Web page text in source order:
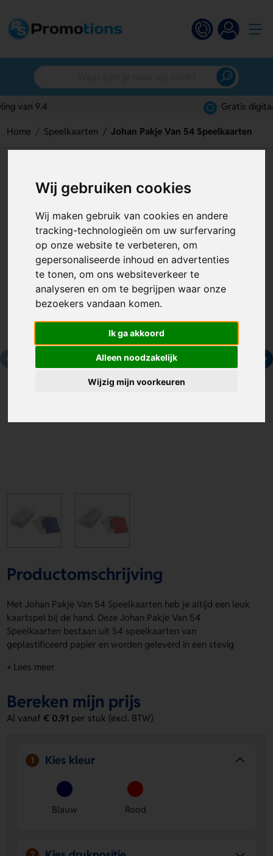
Wij gebruiken cookies
Wij maken gebruik van cookies en andere
tracking-technologieën om uw surfervaring
op onze website te verbeteren, om
gepersonaliseerde inhoud en advertenties
te tonen, om ons websiteverkeer te
analyseren en om te begrijpen waar onze
bezoekers vandaan komen.
Ik ga akkoord
Alleen noodzakelijk
Wijzig mijn voorkeuren
Home Speelkaarten Johan Pakje Van 54 Speelkaarten
Speelkaarten
Artikelnummer: 120864
Productomschrijving
Met Johan Pakje Van 54 Speelkaarten heb je altijd een leuk
kaartspel bij de hand. Deze Johan Pakje Van 54
Speelkaarten bestaan uit 54 speelkaarten van
geplastificeerd papier en worden geleverd in een stevig
rood en laat de kaarten personaliseren met jouw logo, naam
achterzijde (40 x 70) en voorzijde (20 x 50). Bestel of vraag
een prijs op.
Speelkaarten
Veel speelplezier
genoeg variatie voor elk spelmoment.
Makkelijk te personaliseren- laat een logo, naam of
eigen ontwerp plaatsen op meerdere drukposities.
simpel.
+ Lees meer
Bereken mijn prijs
Al vanaf€ 0,91 per stuk (excl. BTW)
1 Kies kleur
Blauw Rood